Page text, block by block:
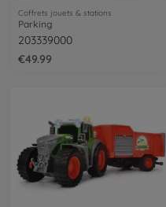
Coffrets jouets & stations
Parking
203339000
€49.99